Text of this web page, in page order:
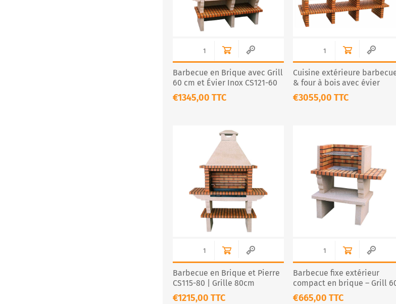
Barbecue en Brique avec Grill
60 cm et Évier Inox CS121-60
€1345,00 TTC
Cuisine extérieure
& four à bois avec évier
CS145-75-60
€3055,00 TTC
Barbecue en Brique et Pierre
CS115-80 | Grille 80cm
€1215,00 TTC
Barbecue fixe extérieur
compact en brique – Grill
cm – CS132-60
€665,00 TTC